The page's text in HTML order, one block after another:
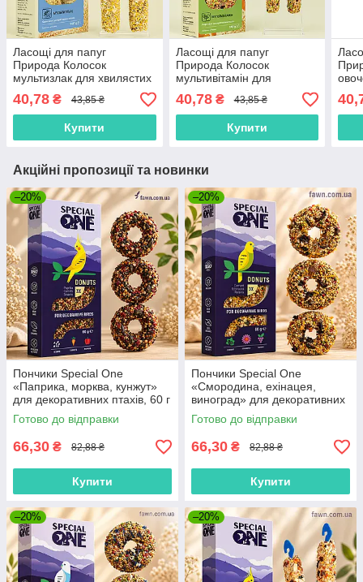
Ласощі для папуг
Природа Колосок
мультизлак для хвилястих
папуг 140 г
40,78 ₴ 43,85 ₴
Купити
Ласощі для папуг
Природа Колосок
мультивітамін для
хвилястих папуг 140 г
40,78₴ 43,85 ₴
Купити
Акційні пропозиції та новинки
–20%
Пончики Speciаl One
«Паприка, морква, кунжут»
для декоративних птахів, 60 г
Готово до відправки
66,30 ₴ 82,88 ₴
Купити
–20%
Пончики Speciаl One
«Смородина, ехінацея,
виноград» для декоративних
птахів, 60 г
Готово до відправки
66,30 ₴ 82,88 ₴
Купити
–20% –20%